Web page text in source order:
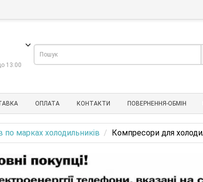
13:00
ОПЛАТА КОНТАКТИ ПОВЕРНЕННЯ-ОБМІН
по марках холодильників Компресори для